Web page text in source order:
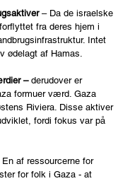
– Da de israelske
fra deres hjem i
Intet
ødelagt af Hamas.
– derudover er
formuer værd. Gaza
Riviera. Disse aktiver
fordi fokus var på
En af ressourcerne for
for folk i Gaza - at